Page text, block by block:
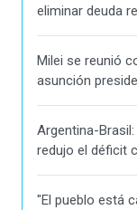
eliminar deuda
Milei se reunió
asunción
Argentina-
redujo el déficit
"El pueblo está